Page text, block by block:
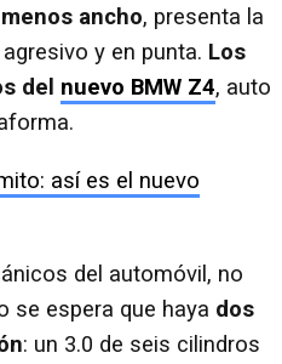
ancho, presenta la
y en punta. Los
del nuevo BMW Z4, auto
así es el nuevo
del automóvil, no
se espera que haya dos
: un 3.0 de seis cilindros